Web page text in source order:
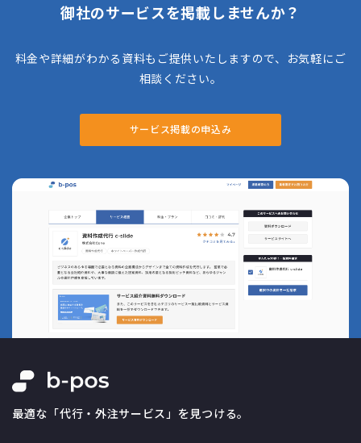
も対応してるため、社員は社宅での生活をスム
ーズに始めることができます。
御社のサービスを掲載しませんか？
料金や詳細がわかる資料もご提供いたしますので、お気軽にご
相談ください。
サービス掲載の申込み
最適な「代行・外注サービス」を見つける。